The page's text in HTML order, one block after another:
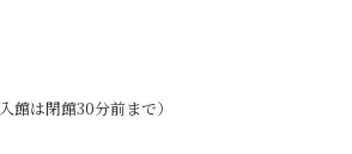
館は閉館30分前まで）